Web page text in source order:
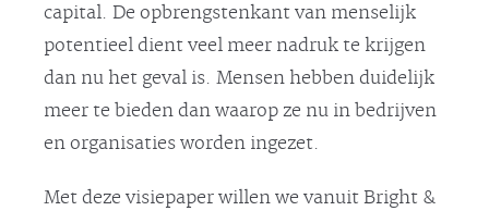
capital. De opbrengstenkant van menselijk
potentieel dient veel meer nadruk te krijgen
dan nu het geval is. Mensen hebben duidelijk
meer te bieden dan waarop ze nu in bedrijven
en organisaties worden ingezet.
Met deze visiepaper willen we vanuit Bright &